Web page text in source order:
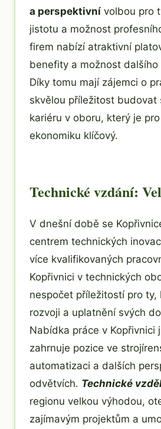
a perspektivní volbou pro
jistotu a možnost
firem nabízí atraktivní
benefity a možnost dalšího
Díky tomu mají zájemci o
skvělou příležitost budovat
kariéru v oboru, který je
ekonomiku klíčový.
Technické vzdání:
V dnešní době se
centrem technických
více kvalifikovaných
Kopřivnici v technických
nespočet příležitostí pro ty,
rozvoji a uplatnění svých
Nabídka práce v Kopřivnici
zahrnuje pozice ve
automatizaci a dalších
odvětvích. Technické
regionu velkou výhodou,
zajímavým projektům a